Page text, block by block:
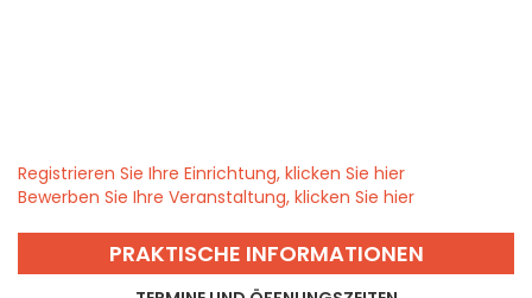
Registrieren Sie Ihre Einrichtung, klicken Sie hier
Bewerben Sie Ihre Veranstaltung, klicken Sie hier
PRAKTISCHE INFORMATIONEN